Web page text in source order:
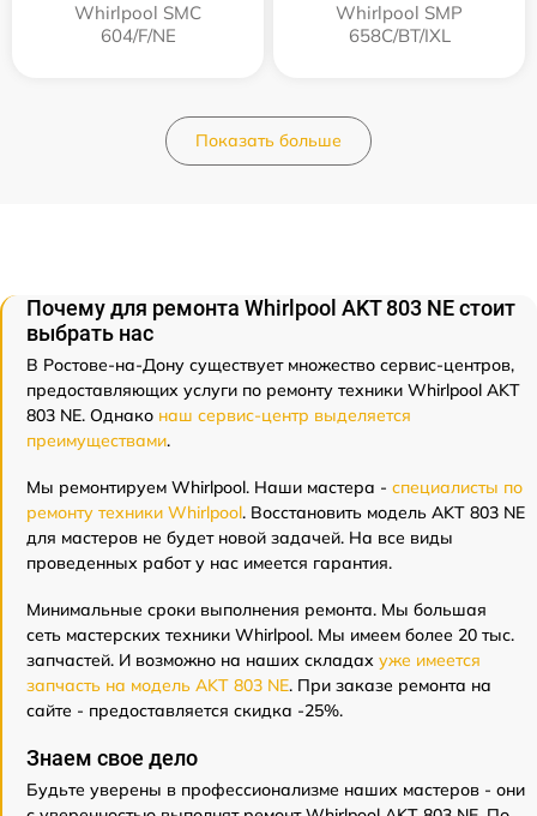
Whirlpool SMC
604/F/NE
Whirlpool SMP
658C/BT/IXL
Показать больше
Почему для ремонта Whirlpool AKT 803 NE стоит
выбрать нас
В Ростове-на-Дону существует множество сервис-центров,
предоставляющих услуги по ремонту техники Whirlpool AKT
803 NE. Однако наш сервис-центр выделяется
преимуществами.
Мы ремонтируем Whirlpool. Наши мастера - специалисты по
ремонту техники Whirlpool. Восстановить модель AKT 803 NE
для мастеров не будет новой задачей. На все виды
проведенных работ у нас имеется гарантия.
Минимальные сроки выполнения ремонта. Мы большая
сеть мастерских техники Whirlpool. Мы имеем более 20 тыс.
запчастей. И возможно на наших складах уже имеется
запчасть на модель AKT 803 NE. При заказе ремонта на
сайте - предоставляется скидка -25%.
Знаем свое дело
Будьте уверены в профессионализме наших мастеров - они